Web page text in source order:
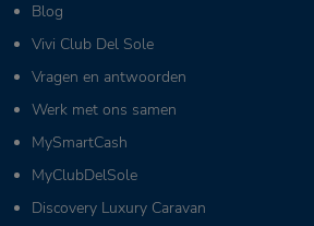
Blog
Vivi Club Del Sole
Vragen en antwoorden
Werk met ons samen
MySmartCash
MyClubDelSole
Discovery Luxury Caravan